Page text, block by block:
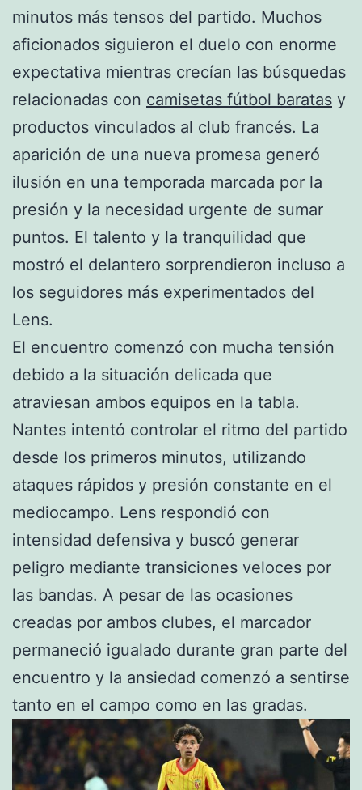
minutos más tensos del partido. Muchos
aficionados siguieron el duelo con enorme
expectativa mientras crecían las búsquedas
relacionadas con camisetas fútbol baratas y
productos vinculados al club francés. La
aparición de una nueva promesa generó
ilusión en una temporada marcada por la
presión y la necesidad urgente de sumar
puntos. El talento y la tranquilidad que
mostró el delantero sorprendieron incluso a
los seguidores más experimentados del
Lens.
El encuentro comenzó con mucha tensión
debido a la situación delicada que
atraviesan ambos equipos en la tabla.
Nantes intentó controlar el ritmo del partido
desde los primeros minutos, utilizando
ataques rápidos y presión constante en el
mediocampo. Lens respondió con
intensidad defensiva y buscó generar
peligro mediante transiciones veloces por
las bandas. A pesar de las ocasiones
creadas por ambos clubes, el marcador
permaneció igualado durante gran parte del
encuentro y la ansiedad comenzó a sentirse
tanto en el campo como en las gradas.